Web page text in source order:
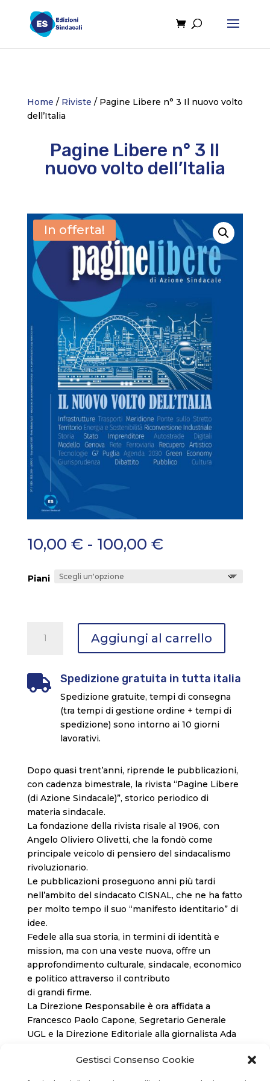
Gestisci Consenso Cookie
Home / Riviste / Pagine Libere n° 3 Il nuovo volto
dell’Italia
Pagine Libere n° 3 Il
nuovo volto dell’Italia
In offerta!
10,00 € - 100,00 €Fascia
100,00 €
Piani
Libere
dell'Italia
Aggiungi al carrello
 Spedizione gratuita in tutta italia
Spedizione gratuite, tempi di consegna
(tra tempi di gestione ordine + tempi di
spedizione) sono intorno ai 10 giorni
lavorativi.
Dopo quasi trent’anni, riprende le pubblicazioni,
con cadenza bimestrale, la rivista “Pagine Libere
(di Azione Sindacale)”, storico periodico di
materia sindacale.
La fondazione della rivista risale al 1906, con
Angelo Oliviero Olivetti, che la fondò come
principale veicolo di pensiero del sindacalismo
rivoluzionario.
Le pubblicazioni proseguono anni più tardi
nell’ambito del sindacato CISNAL, che ne ha fatto
per molto tempo il suo “manifesto identitario” di
idee.
Fedele alla sua storia, in termini di identità e
mission, ma con una veste nuova, offre un
approfondimento culturale, sindacale, economico
e politico attraverso il contributo
di grandi firme.
La Direzione Responsabile è ora affidata a
Francesco Paolo Capone, Segretario Generale
UGL e la Direzione Editoriale alla giornalista Ada